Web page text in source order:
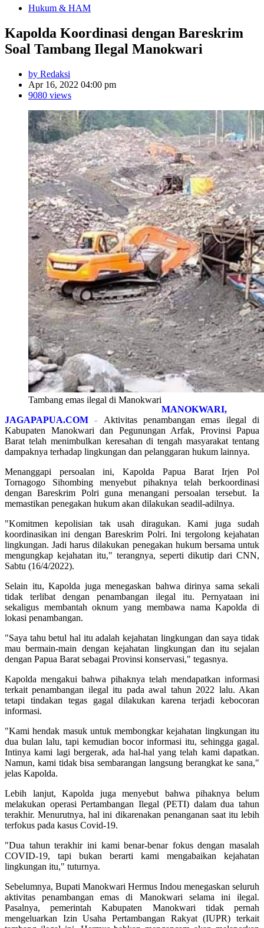
Hukum & HAM
Kapolda Koordinasi dengan Bareskrim
Soal Tambang Ilegal Manokwari
by Redaksi
Apr 16, 2022 04:00 pm
9080 views
Tambang emas ilegal di Manokwari
MANOKWARI,
JAGAPAPUA.COM - Aktivitas penambangan emas ilegal di
Kabupaten Manokwari dan Pegunungan Arfak, Provinsi Papua
Barat telah menimbulkan keresahan di tengah masyarakat tentang
dampaknya terhadap lingkungan dan pelanggaran hukum lainnya.
Menanggapi persoalan ini, Kapolda Papua Barat Irjen Pol
Tornagogo Sihombing menyebut pihaknya telah berkoordinasi
dengan Bareskrim Polri guna menangani persoalan tersebut. Ia
memastikan penegakan hukum akan dilakukan seadil-adilnya.
"Komitmen kepolisian tak usah diragukan. Kami juga sudah
koordinasikan ini dengan Bareskrim Polri. Ini tergolong kejahatan
lingkungan. Jadi harus dilakukan penegakan hukum bersama untuk
mengungkap kejahatan itu," terangnya, seperti dikutip dari CNN,
Sabtu (16/4/2022).
Selain itu, Kapolda juga menegaskan bahwa dirinya sama sekali
tidak terlibat dengan penambangan ilegal itu. Pernyataan ini
sekaligus membantah oknum yang membawa nama Kapolda di
lokasi penambangan.
"Saya tahu betul hal itu adalah kejahatan lingkungan dan saya tidak
mau bermain-main dengan kejahatan lingkungan dan itu sejalan
dengan Papua Barat sebagai Provinsi konservasi," tegasnya.
Kapolda mengakui bahwa pihaknya telah mendapatkan informasi
terkait penambangan ilegal itu pada awal tahun 2022 lalu. Akan
tetapi tindakan tegas gagal dilakukan karena terjadi kebocoran
informasi.
"Kami hendak masuk untuk membongkar kejahatan lingkungan itu
dua bulan lalu, tapi kemudian bocor informasi itu, sehingga gagal.
Intinya kami lagi bergerak, ada hal-hal yang telah kami dapatkan.
Namun, kami tidak bisa sembarangan langsung berangkat ke sana,"
jelas Kapolda.
Lebih lanjut, Kapolda juga menyebut bahwa pihaknya belum
melakukan operasi Pertambangan Ilegal (PETI) dalam dua tahun
terakhir. Menurutnya, hal ini dikarenakan penanganan saat itu lebih
terfokus pada kasus Covid-19.
"Dua tahun terakhir ini kami benar-benar fokus dengan masalah
COVID-19, tapi bukan berarti kami mengabaikan kejahatan
lingkungan itu," tuturnya.
Sebelumnya, Bupati Manokwari Hermus Indou menegaskan seluruh
aktivitas penambangan emas di Manokwari selama ini ilegal.
Pasalnya, pemerintah Kabupaten Manokwari tidak pernah
mengeluarkan Izin Usaha Pertambangan Rakyat (IUPR) terkait